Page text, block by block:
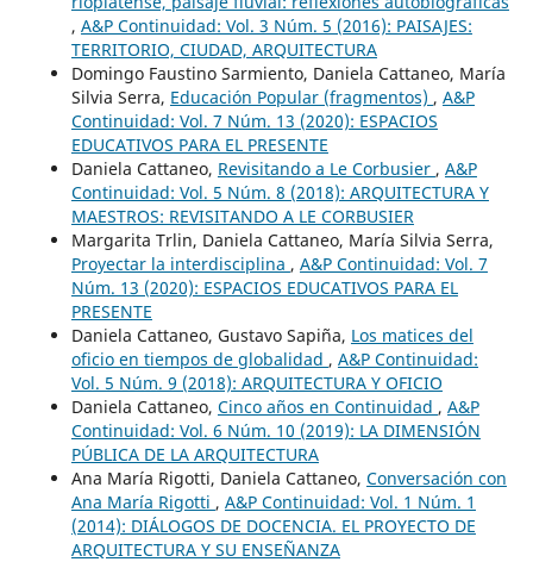
, A&P Continuidad: Vol. 3 Núm. 5 (2016): PAISAJES:
TERRITORIO, CIUDAD, ARQUITECTURA
Domingo Faustino Sarmiento, Daniela Cattaneo, María
Silvia Serra, Educación Popular (fragmentos) , A&P
Continuidad: Vol. 7 Núm. 13 (2020): ESPACIOS
EDUCATIVOS PARA EL PRESENTE
Daniela Cattaneo, Revisitando a Le Corbusier , A&P
Continuidad: Vol. 5 Núm. 8 (2018): ARQUITECTURA Y
MAESTROS: REVISITANDO A LE CORBUSIER
Margarita Trlin, Daniela Cattaneo, María Silvia Serra,
Proyectar la interdisciplina , A&P Continuidad: Vol. 7
Núm. 13 (2020): ESPACIOS EDUCATIVOS PARA EL
PRESENTE
Daniela Cattaneo, Gustavo Sapiña, Los matices del
oficio en tiempos de globalidad , A&P Continuidad:
Vol. 5 Núm. 9 (2018): ARQUITECTURA Y OFICIO
Daniela Cattaneo, Cinco años en Continuidad , A&P
Continuidad: Vol. 6 Núm. 10 (2019): LA DIMENSIÓN
PÚBLICA DE LA ARQUITECTURA
Ana María Rigotti, Daniela Cattaneo, Conversación con
Ana María Rigotti , A&P Continuidad: Vol. 1 Núm. 1
(2014): DIÁLOGOS DE DOCENCIA. EL PROYECTO DE
ARQUITECTURA Y SU ENSEÑANZA